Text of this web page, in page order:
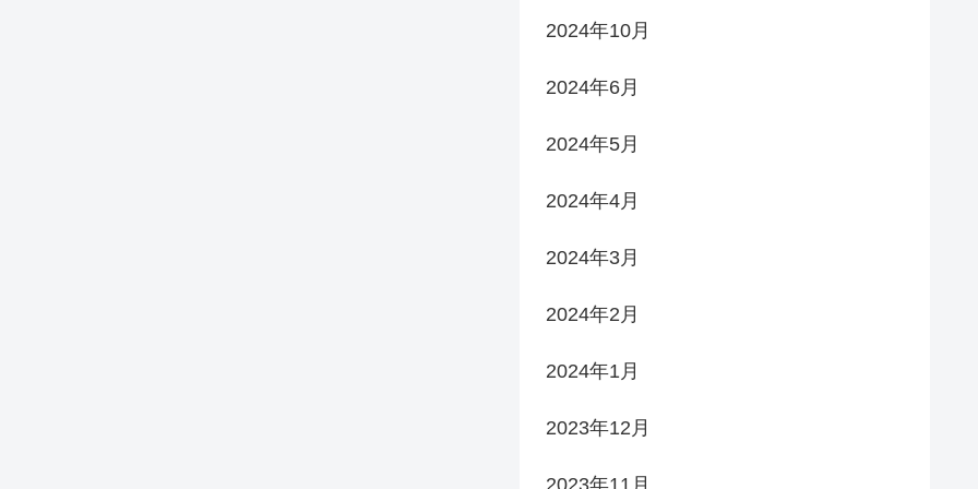
2024年10月
2024年6月
2024年5月
2024年4月
2024年3月
2024年2月
2024年1月
2023年12月
2023年11月